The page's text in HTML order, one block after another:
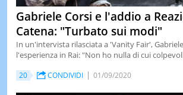
Gabriele Corsi e l'addio a
Catena: "Turbato sui modi"
In un'intervista rilasciata a 'Vanity Fair',
l'esperienza in Rai: "Non ho nulla di cui
20 CONDIVIDI 01/09/2020